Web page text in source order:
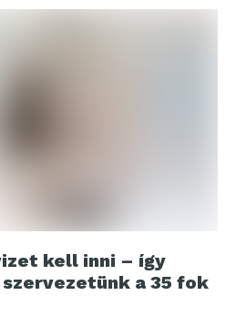
kell inni – így
a 35 fok